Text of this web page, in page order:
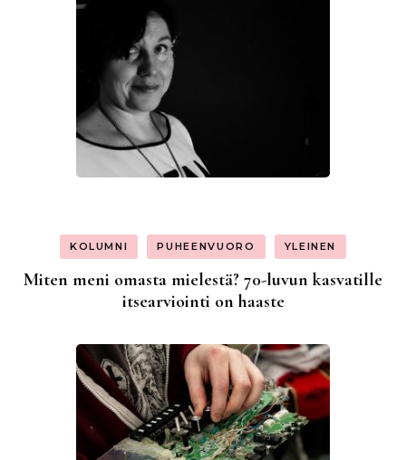
KOLUMNI PUHEENVUORO YLEINEN
Miten meni omasta mielestä? 70-luvun kasvatille
itsearviointi on haaste